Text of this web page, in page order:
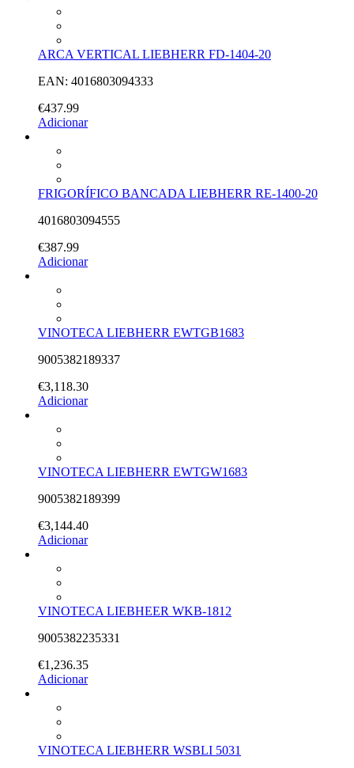
ARCA VERTICAL LIEBHERR FD-1404-20
EAN: 4016803094333
€437.99
Adicionar
FRIGORÍFICO BANCADA LIEBHERR RE-1400-20
4016803094555
€387.99
Adicionar
VINOTECA LIEBHERR EWTGB1683
9005382189337
€3,118.30
Adicionar
VINOTECA LIEBHERR EWTGW1683
9005382189399
€3,144.40
Adicionar
VINOTECA LIEBHEER WKB-1812
9005382235331
€1,236.35
Adicionar
VINOTECA LIEBHERR WSBLI 5031